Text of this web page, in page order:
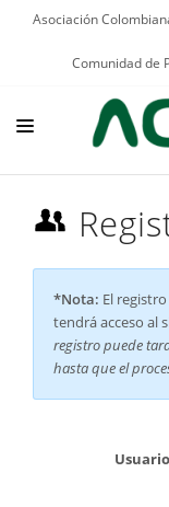
Asociación
Comunidad de
EDUCACIÓN
PROGRAMAS
PROGRAMAS POR
GRUPOS
*Nota: El
tendrá acceso al
registro puede
hasta que el
Usuario